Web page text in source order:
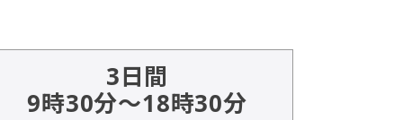
3日間
9時30分～18時30分